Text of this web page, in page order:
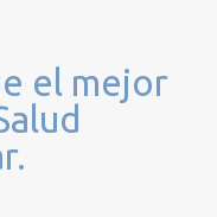
el mejor